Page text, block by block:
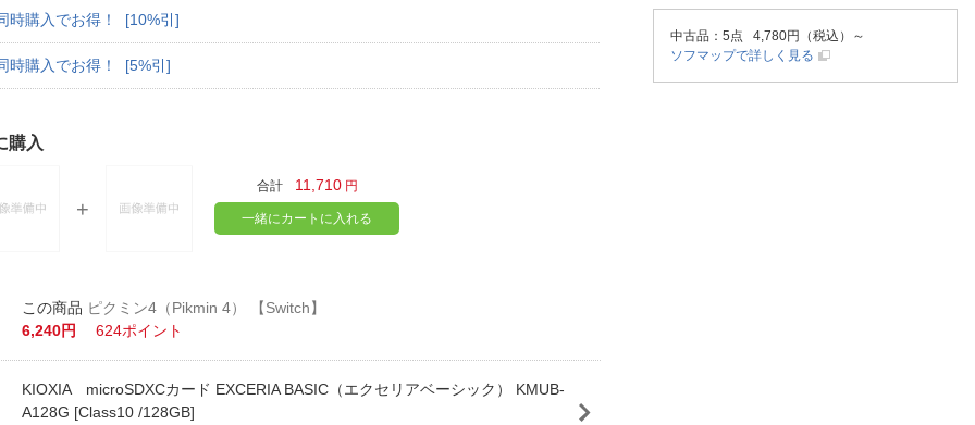
時購入でお得！ [10%引]
時購入でお得！ [5%引]
購入
合計 11,710 円
一緒にカートに入れる
ピクミン4（Pikmin 4） 【Switch】
6,240円
624ポイント
KIOXIA microSDXCカード EXCERIA BASIC（エクセリアベーシック） KMUB-
A128G [Class10 /128GB]
中古品 ：5点 4,780円（税込）～
ソフマップで詳しく見る